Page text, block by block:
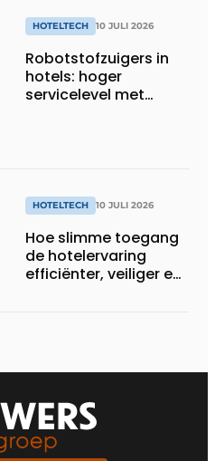
HOTELTECH 10 JULI 2026
Robotstofzuigers in
hotels: hoger
servicelevel met
HOTELTECH 10 JULI 2026
Hoe slimme toegang
de hotelervaring
efficiënter, veiliger en